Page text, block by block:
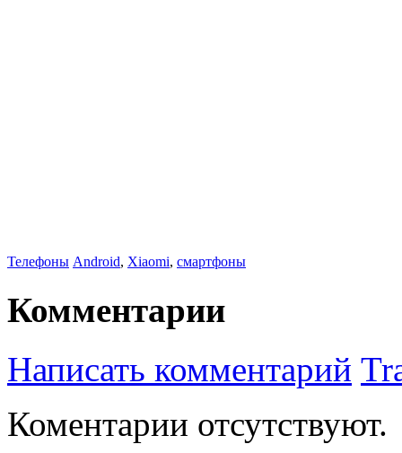
Телефоны Android, Xiaomi, смартфоны
Комментарии
Написать комментарий
Коментарии отсутствуют.